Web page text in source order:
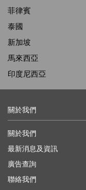
菲律賓
泰國
新加坡
馬來西亞
印度尼西亞
關於我們
關於我們
最新消息及資訊
廣告查詢
聯絡我們